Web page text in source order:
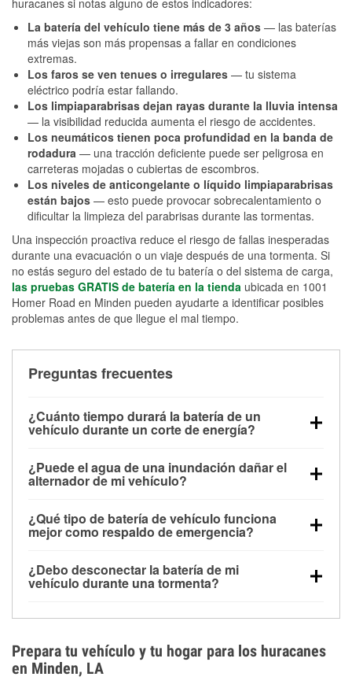
La batería del vehículo tiene más de 3 años — las baterías
más viejas son más propensas a fallar en condiciones
extremas.
Los faros se ven tenues o irregulares — tu sistema
eléctrico podría estar fallando.
Los limpiaparabrisas dejan rayas durante la lluvia intensa
— la visibilidad reducida aumenta el riesgo de accidentes.
Los neumáticos tienen poca profundidad en la banda de
rodadura — una tracción deficiente puede ser peligrosa en
carreteras mojadas o cubiertas de escombros.
Los niveles de anticongelante o líquido limpiaparabrisas
están bajos — esto puede provocar sobrecalentamiento o
dificultar la limpieza del parabrisas durante las tormentas.
Una inspección proactiva reduce el riesgo de fallas inesperadas
durante una evacuación o un viaje después de una tormenta. Si
no estás seguro del estado de tu batería o del sistema de carga,
las pruebas GRATIS de batería en la tienda ubicada en 1001
Homer Road en Minden pueden ayudarte a identificar posibles
problemas antes de que llegue el mal tiempo.
Preguntas frecuentes
¿Cuánto tiempo durará la batería de un
vehículo durante un corte de energía?
alimentar pequeños accesorios durante un tiempo
limitado, pero el uso repetido sin conducir el vehículo
contar con un equipo de carga de respaldo para
cortes prolongados.
¿Puede el agua de una inundación dañar el
alternador de mi vehículo?
parte baja del compartimento del motor y pueden
dañarse si se sumergen, lo que puede provocar una
días después de la exposición.
¿Qué tipo de batería de vehículo funciona
mejor como respaldo de emergencia?
para aplicaciones de ciclo profundo porque son
selladas, resistentes a las vibraciones y más
¿Debo desconectar la batería de mi
vehículo durante una tormenta?
los daños por inundación. Evitar el agua estancada y
preparar opciones de carga de respaldo son
medidas de protección más efectivas.
Prepara tu vehículo y tu hogar para los huracanes
en Minden, LA